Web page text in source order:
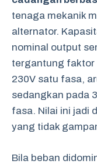
tenaga mekanik
alternator.
nominal output
tergantung faktor
230V satu fasa,
sedangkan pada
fasa. Nilai ini jadi
yang tidak
Bila beban